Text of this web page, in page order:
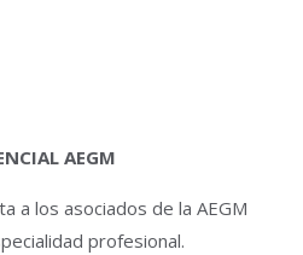
AEGM
a los asociados de la AEGM
profesional.